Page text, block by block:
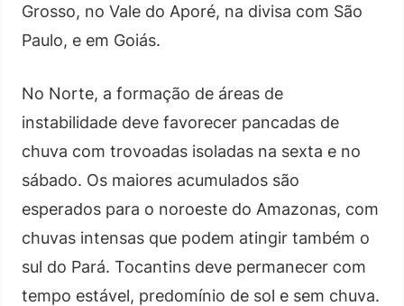
Grosso, no Vale do Aporé, na divisa com São
Paulo, e em Goiás.
No Norte, a formação de áreas de
instabilidade deve favorecer pancadas de
chuva com trovoadas isoladas na sexta e no
sábado. Os maiores acumulados são
esperados para o noroeste do Amazonas, com
chuvas intensas que podem atingir também o
sul do Pará. Tocantins deve permanecer com
tempo estável, predomínio de sol e sem chuva.